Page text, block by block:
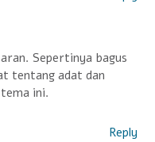
Sepertinya bagus
tentang adat dan
ini.
Reply